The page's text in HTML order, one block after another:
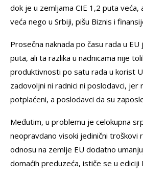
dok je u zemljama CIE 1,2 puta veća,
veća nego u Srbiji, pišu Biznis i
Prosečna naknada po času rada u
puta, ali ta razlika u nadnicama nije
produktivnosti po satu rada u korist
zadovoljni ni radnici ni poslodavci, jer
potplaćeni, a poslodavci da su
Međutim, u problemu je celokupna
neopravdano visoki jedinični troškovi
odnosu na zemlje EU dodatno
domaćih preduzeća, ističe se u